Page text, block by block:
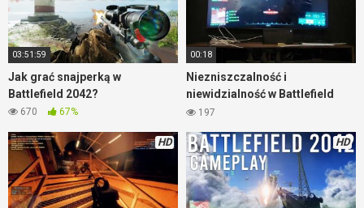
bolączki, to gra będzie dzik.
03:51:59
Jak grać snajperką w
Battlefield 2042?
670 67%
00:18
Niezniszczalność i
niewidzialność w Battlefield
2042
197
HD HD